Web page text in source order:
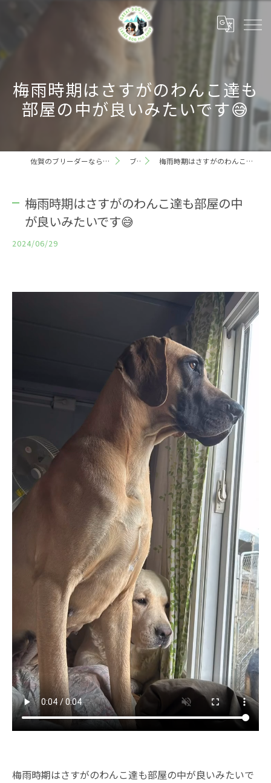
梅雨時期はさすがのわんこ達も
部屋の中が良いみたいです😅
佐賀のブリーダーならグレートドッグフィールド ブログ 梅雨時期はさすがのわんこ達も部屋の中が良いみたいです😅
梅雨時期はさすがのわんこ達も部屋の中
が良いみたいです😅
2024/06/29
梅雨時期はさすがのわんこ達も部屋の中が良いみたいで